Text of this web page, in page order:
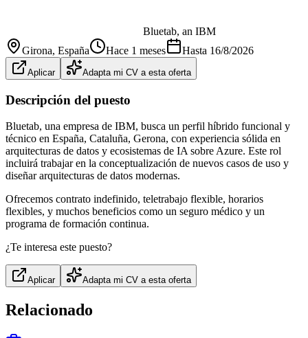
Bluetab, an IBM
Girona, España Hace 1 meses Hasta 16/8/2026
Aplicar Adapta mi CV a esta oferta
Descripción del puesto
Bluetab, una empresa de IBM, busca un perfil híbrido funcional y
técnico en España, Cataluña, Gerona, con experiencia sólida en
arquitecturas de datos y ecosistemas de IA sobre Azure. Este rol
incluirá trabajar en la conceptualización de nuevos casos de uso y
diseñar arquitecturas de datos modernas.
Ofrecemos contrato indefinido, teletrabajo flexible, horarios
flexibles, y muchos beneficios como un seguro médico y un
programa de formación continua.
¿Te interesa este puesto?
Aplicar Adapta mi CV a esta oferta
Relacionado